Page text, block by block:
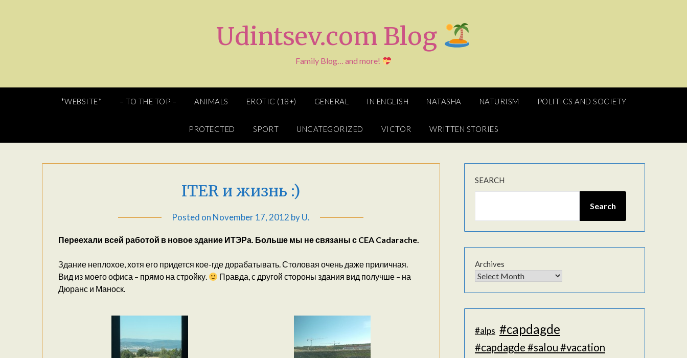
Udintsev.com Blog
Family Blog… and more!
*WEBSITE* – TO THE TOP – ANIMALS EROTIC (18+) GENERAL IN ENGLISH NATASHA NATURISM POLITICS AND SOCIETY
PROTECTED SPORT UNCATEGORIZED VICTOR WRITTEN STORIES
ITER и жизнь :)
Posted on November 17, 2012 byU.
Переехали всей работой в новое здание ИТЭРа. Больше мы не связаны с CEA Cadarache.
Здание неплохое, хотя его придется кое-где дорабатывать. Столовая очень даже приличная.
Вид из моего офиса – прямо на стройку.
Правда, с другой стороны здания вид получше – на
Дюранс и Маноск.
SEARCH
Search
Archives
#alps #capdagde
#capdagde #salou #vacation